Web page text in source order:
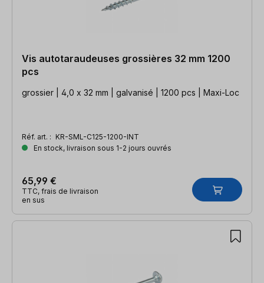
Vis autotaraudeuses grossières 32 mm 1200
pcs
grossier | 4,0 x 32 mm | galvanisé | 1200 pcs | Maxi-Loc
Réf. art. : KR-SML-C125-1200-INT
En stock, livraison sous 1-2 jours ouvrés
65,99 €
TTC, frais de livraison
en sus